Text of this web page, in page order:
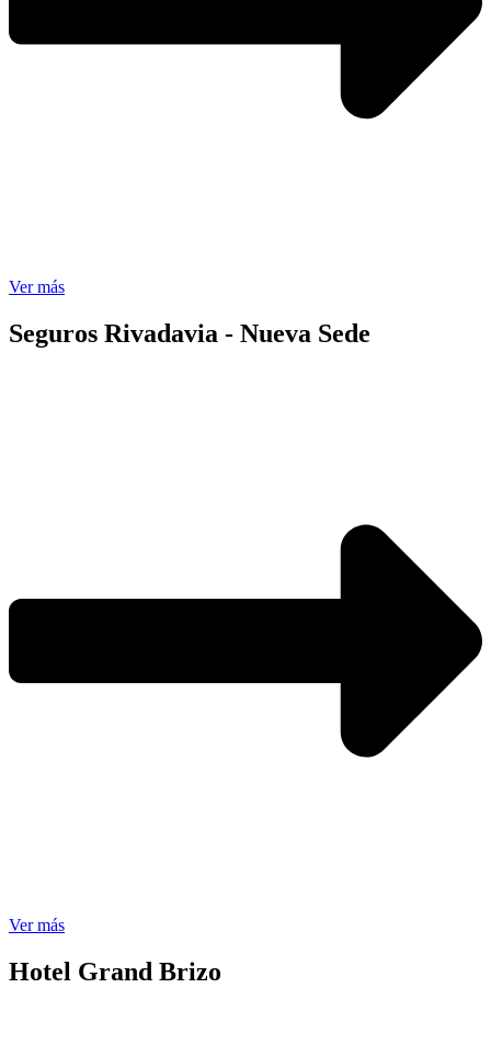
Ver más
Seguros Rivadavia - Nueva Sede
Ver más
Hotel Grand Brizo